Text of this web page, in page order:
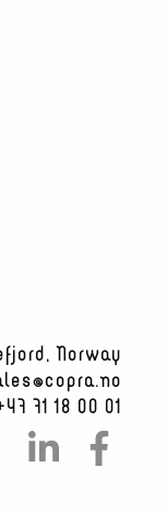
Norway
71 18 00 01